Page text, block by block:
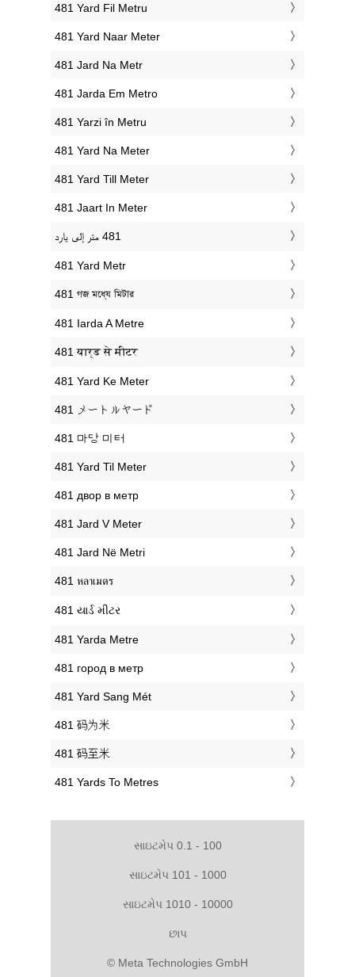
‎481 Yard Fil Metru
‎481 Yard Naar Meter
‎481 Jard Na Metr
‎481 Jarda Em Metro
‎481 Yarzi în Metru
‎481 Yard Na Meter
‎481 Yard Till Meter
‎481 Jaart In Meter
‎481 Yard Metr
‎481 গজ মধ্যে মিটার
‎481 Iarda A Metre
‎481 यार्ड से मीटर
‎481 Yard Ke Meter
‎481 メートルヤード
‎481 마당 미터
‎481 Yard Til Meter
‎481 двор в метр
‎481 Jard V Meter
‎481 Jard Në Metri
‎481 หลาเมตร
‎481 યાર્ડ મીટર
‎481 Yarda Metre
‎481 город в метр
‎481 Yard Sang Mét
‎481 码为米
‎481 码至米
‎481 Yards To Metres
સાઇટમેપ 0.1 - 100
સાઇટમેપ 101 - 1000
સાઇટમેપ 1010 - 10000
છાપ
© Meta Technologies GmbH